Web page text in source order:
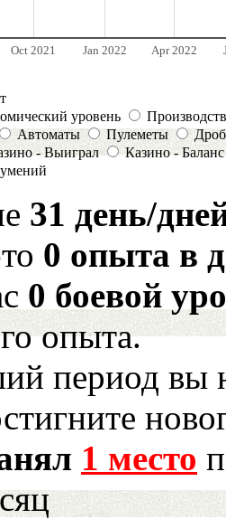
Oct 2021 Jan 2022 Apr 2022
уровень
Автоматы Пулеметы
- Выиграл
Казино - Баланс
31 день/
0 опыта в
0 боевой
опыта.
период вы
1 место